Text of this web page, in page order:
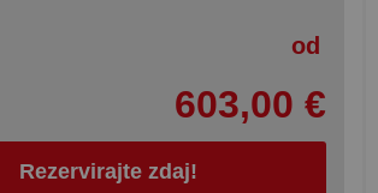
od
603,00 €
Rezervirajte zdaj!